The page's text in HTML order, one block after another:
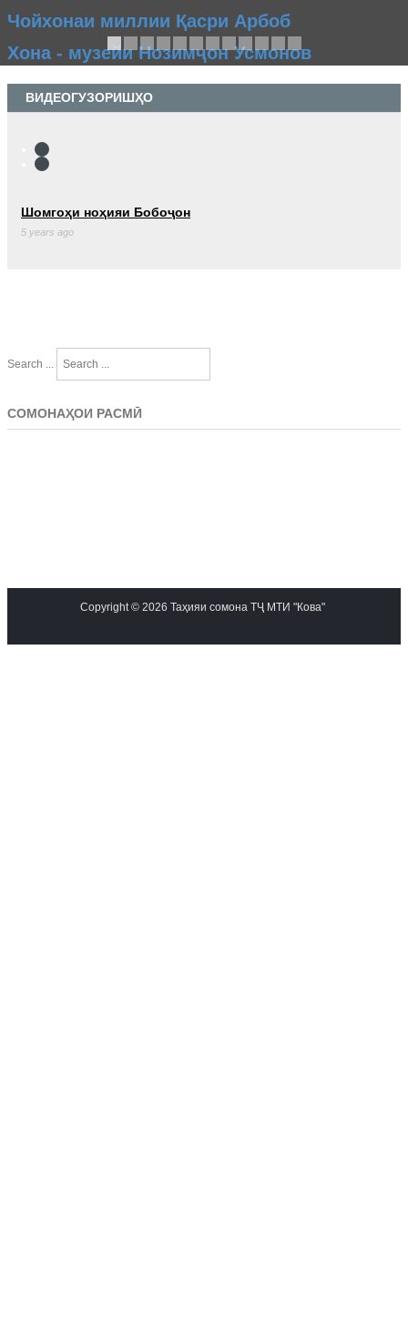
Чойхонаи миллии Қасри Арбоб
Хона - музейи Нозимҷон Усмонов
ВИДЕОГУЗОРИШҲО
Шомгоҳи ноҳияи Бобоҷон
5 years ago
Search ...
СОМОНАҲОИ РАСМӢ
Copyright © 2026 Таҳияи сомона ТҶ МТИ "Кова"